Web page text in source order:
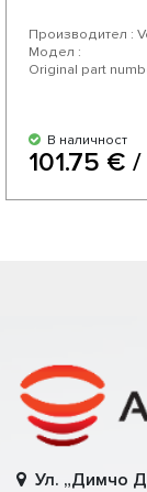
Производител :
Модел :
Original part
В наличност
101.75 €
Ул. „Димчо